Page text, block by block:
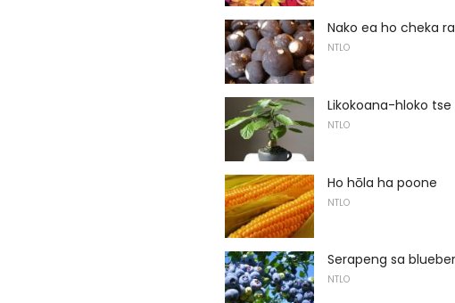
Nako ea ho cheka
NTLO
Likokoana-hloko
NTLO
Ho hōla ha poone
NTLO
Serapeng sa
NTLO